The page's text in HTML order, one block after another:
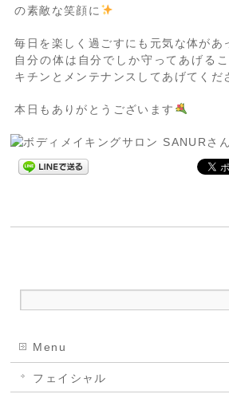
の素敵な笑顔に
毎日を楽しく過ごすにも元気な体があ
自分の体は自分でしか守ってあげる
キチンとメンテナンスしてあげてくだ
本日もありがとうございます
Menu
フェイシャル